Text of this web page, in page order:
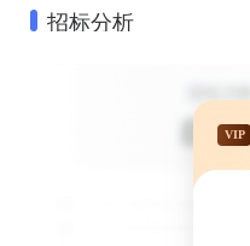
招标分析
VIP